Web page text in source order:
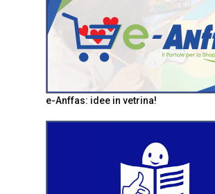
e-Anffas: idee in vetrina!